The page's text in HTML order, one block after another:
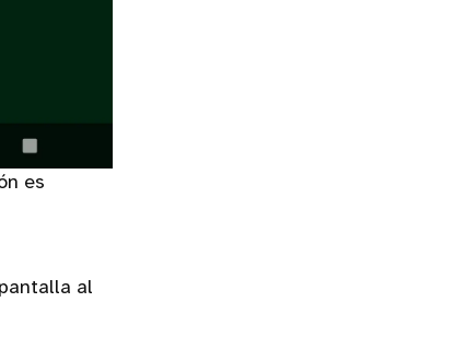
es
al